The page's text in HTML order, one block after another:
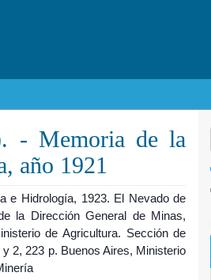
- Memoria de la
año 1921
e Hidrología, 1923. El Nevado de
la Dirección General de Minas,
de Agricultura. Sección de
2, 223 p. Buenos Aires, Ministerio